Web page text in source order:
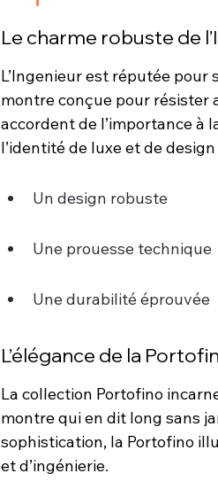
Le charme robuste de
L’Ingenieur est réputée pour
montre conçue pour résister
accordent de l’importance à
l’identité de luxe et de
Un design robuste
Une prouesse technique
Une durabilité éprouvée
L’élégance de la
La collection Portofino
montre qui en dit long sans
sophistication, la Portofino
et d’ingénierie.